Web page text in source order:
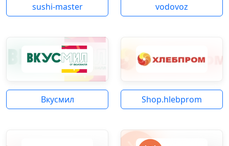
sushi-master vodovoz
Вкусмил Shop.hlebprom